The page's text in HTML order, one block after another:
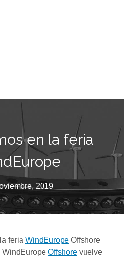
en la feria
2019
feria WindEurope Offshore
WindEurope Offshore vuelve